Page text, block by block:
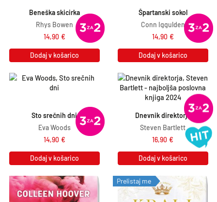
Beneška skicirka
Rhys Bowen
14,90 €
Dodaj v košarico
Špartanski sokol
Conn Iggulden
14,90 €
Dodaj v košarico
Sto srečnih dni
Eva Woods
14,90 €
Dodaj v košarico
Dnevnik direktorja
Steven Bartlett
16,90 €
Dodaj v košarico
Prelistaj me